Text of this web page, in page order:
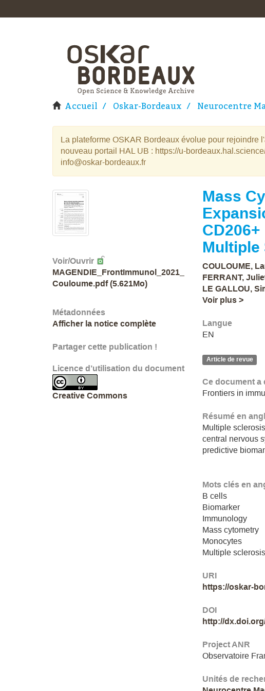
Accueil Oskar-Bordeaux Neurocentre
La plateforme OSKAR Bordeaux évolue pour rejoindre
nouveau portail HAL UB : https://u-
info@oskar-bordeaux.fr
Voir/Ouvrir
MAGENDIE_FrontImmunol_2021_
Couloume.pdf (5.621Mo)
Métadonnées
Afficher la notice complète
Partager cette publication !
Licence d’utilisation du document
Creative Commons
Mass
Multiple
COULOUME,
FERRANT,
LE GALLOU,
Voir plus >
Langue
EN
Article de revue
Ce document a
Frontiers in
Résumé en
Multiple
central nervous
predictive
Mots clés en
B cells
Biomarker
Immunology
Mass cytometry
Monocytes
Multiple sclerosis
URI
https://oskar-
DOI
http://
Project ANR
Observatoire
Unités de